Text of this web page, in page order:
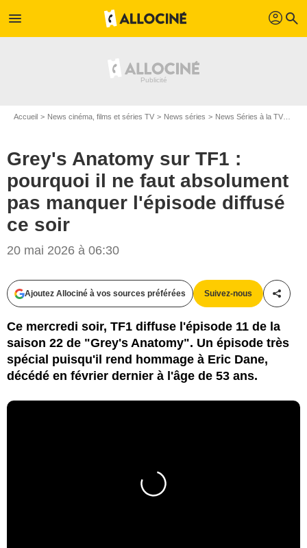
menu profil search
Accueil News cinéma, films et séries TV News séries News Séries à la TV
Grey's Anatomy sur TF1 :
pourquoi il ne faut absolument
pas manquer l'épisode diffusé
ce soir
20 mai 2026 à 06:30
Ajoutez Allociné à vos sources préférées Suivez-nous
Ce mercredi soir, TF1 diffuse l'épisode 11 de la
saison 22 de "Grey's Anatomy". Un épisode très
spécial puisqu'il rend hommage à Eric Dane,
décédé en février dernier à l'âge de 53 ans.